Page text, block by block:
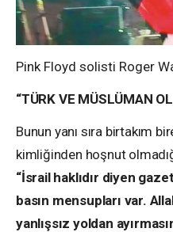
Pink Floyd solisti Roger
“TÜRK VE MÜSLÜMAN
Bunun yanı sıra birtakım
kimliğinden hoşnut
“İsrail haklıdır diyen
basın mensupları var.
yanlışsız yoldan